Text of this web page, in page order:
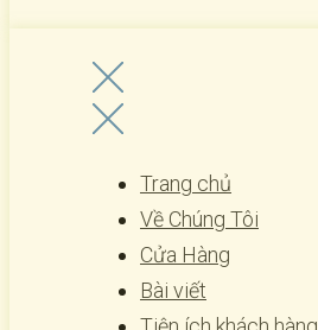
Trang chủ
Về Chúng Tôi
Cửa Hàng
Bài viết